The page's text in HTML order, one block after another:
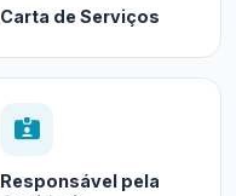
Carta de Serviços
Responsável pela